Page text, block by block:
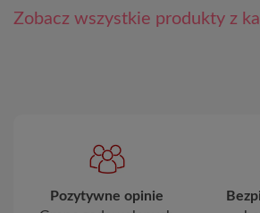
Zobacz wszystkie produkty z
Pozytywne opinie